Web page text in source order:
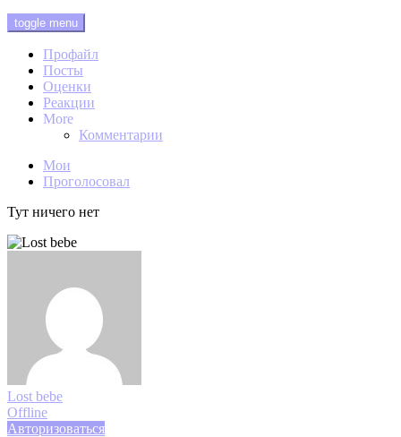
toggle menu
Профайл
Посты
Оценки
Реакции
More
Комментарии
Мои
Проголосовал
Тут ничего нет
Lost bebe
Offline
Авторизоваться